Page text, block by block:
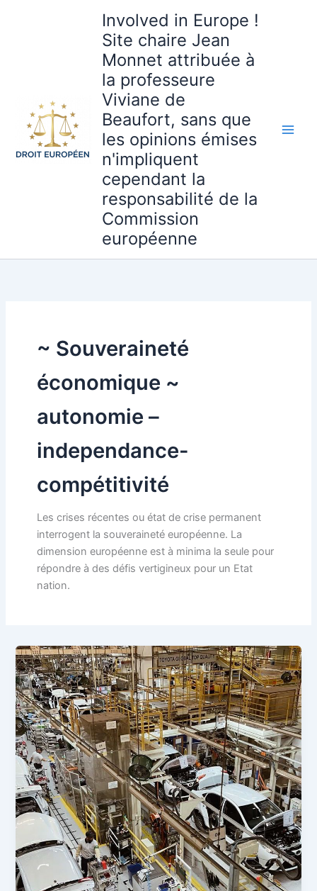
Involved in Europe !
Site chaire Jean
Monnet attribuée à
la professeure
Viviane de
Beaufort, sans que
les opinions émises
n'impliquent
cependant la
responsabilité de la
Commission
européenne
~ Souveraineté
économique ~
autonomie –
independance-
compétitivité
Les crises récentes ou état de crise permanent
interrogent la souveraineté européenne. La
dimension européenne est à minima la seule pour
répondre à des défis vertigineux pour un Etat
nation.